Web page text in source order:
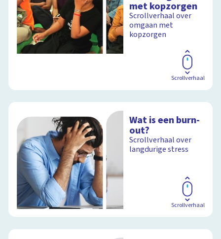
met kopzorgen
Scrollverhaal over
omgaan met
kopzorgen
Scrollverhaal
Wat is een burn-
out?
Scrollverhaal over
langdurige stress
Scrollverhaal